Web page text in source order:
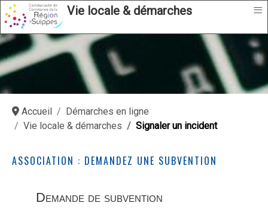
Vie locale & démarches ≡
Accueil
Démarches en ligne
Vie locale & démarches
Signaler un incident
ASSOCIATION : DEMANDEZ UNE SUBVENTION
Demande de subvention